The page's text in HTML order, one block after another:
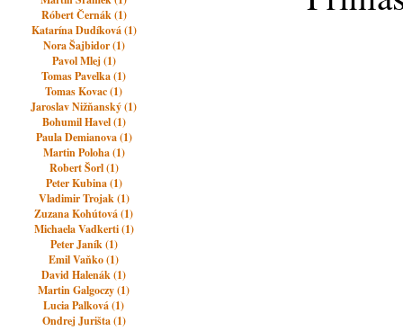
Róbert Černák (1)
Katarína Dudíková (1)
Nora Šajbidor (1)
Pavol Mlej (1)
Tomas Pavelka (1)
Tomas Kovac (1)
Jaroslav Nižňanský (1)
Bohumil Havel (1)
Paula Demianova (1)
Martin Poloha (1)
Robert Šorl (1)
Peter Kubina (1)
Vladimir Trojak (1)
Zuzana Kohútová (1)
Michaela Vadkerti (1)
Peter Janík (1)
Emil Vaňko (1)
David Halenák (1)
Martin Galgoczy (1)
Lucia Palková (1)
Ondrej Jurišta (1)